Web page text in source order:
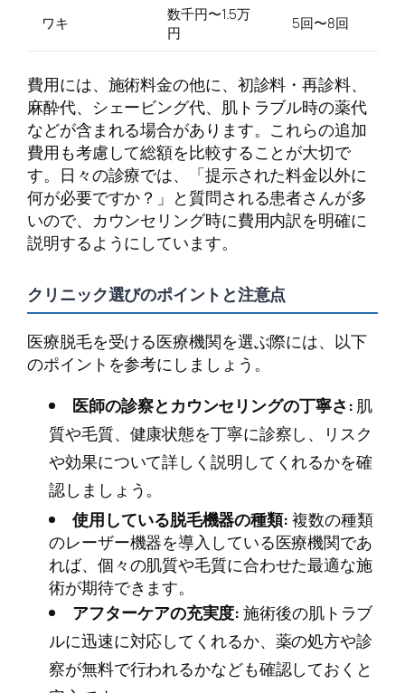
ワキ
数千円〜1.5万
円
5回〜8回
費用には、施術料金の他に、初診料・再診料、
麻酔代、シェービング代、肌トラブル時の薬代
などが含まれる場合があります。これらの追加
費用も考慮して総額を比較することが大切で
す。日々の診療では、「提示された料金以外に
何が必要ですか？」と質問される患者さんが多
いので、カウンセリング時に費用内訳を明確に
説明するようにしています。
クリニック選びのポイントと注意点
医療脱毛を受ける医療機関を選ぶ際には、以下
のポイントを参考にしましょう。
医師の診察とカウンセリングの丁寧さ:肌
質や毛質、健康状態を丁寧に診察し、リスク
や効果について詳しく説明してくれるかを確
認しましょう。
使用している脱毛機器の種類:複数の種類
のレーザー機器を導入している医療機関であ
れば、個々の肌質や毛質に合わせた最適な施
術が期待できます。
アフターケアの充実度:施術後の肌トラブ
ルに迅速に対応してくれるか、薬の処方や診
察が無料で行われるかなども確認しておくと